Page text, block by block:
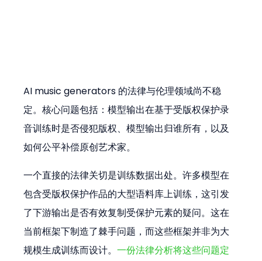
AI music generators 的法律与伦理领域尚不稳
定。核心问题包括：模型输出在基于受版权保护录
音训练时是否侵犯版权、模型输出归谁所有，以及
如何公平补偿原创艺术家。
一个直接的法律关切是训练数据出处。许多模型在
包含受版权保护作品的大型语料库上训练，这引发
了下游输出是否有效复制受保护元素的疑问。这在
当前框架下制造了棘手问题，而这些框架并非为大
规模生成训练而设计。一份法律分析将这些问题定